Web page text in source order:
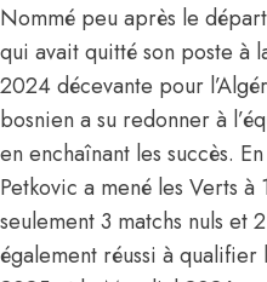
Nommé peu après le
qui avait quitté son poste à
2024 décevante pour
bosnien a su redonner à
en enchaînant les succès.
Petkovic a mené les Verts
seulement 3 matchs nuls et
également réussi à qualifier